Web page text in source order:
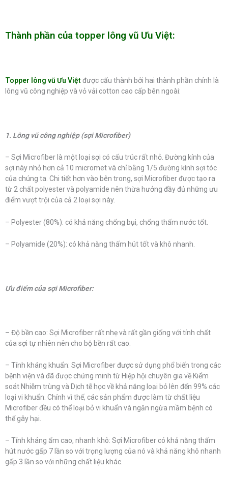
Thành phần của topper lông vũ Ưu Việt:
Topper lông vũ Ưu Việtđược cấu thành bởi hai thành phần chính là
lông vũ công nghiệp và vỏ vải cotton cao cấp bên ngoài:
1. Lông vũ công nghiệp (sợi Microfiber)
– Sợi Microfiber là một loại sợi có cấu trúc rất nhỏ. Đường kính của
sợi này nhỏ hơn cả 10 micromet và chỉ bằng 1/5 đường kính sợi tóc
của chúng ta. Chi tiết hơn vào bên trong, sợi Microfiber được tạo ra
từ 2 chất polyester và polyamide nên thừa hưởng đầy đủ những ưu
điểm vượt trội của cả 2 loại sợi này.
– Polyester (80%): có khả năng chống bụi, chống thấm nước tốt.
– Polyamide (20%): có khả năng thấm hút tốt và khô nhanh.
Ưu điểm của sợi Microfiber:
– Độ bền cao: Sợi Microfiber rất nhẹ và rất gần giống với tính chất
của sợi tự nhiên nên cho bộ bền rất cao.
– Tính kháng khuẩn: Sợi Microfiber được sử dụng phổ biến trong các
bệnh viện và đã được chứng minh từ Hiệp hội chuyên gia về Kiểm
soát Nhiễm trùng và Dịch tễ học về khả năng loại bỏ lên đến 99% các
loại vi khuẩn. Chính vì thế, các sản phẩm được làm từ chất liệu
Microfiber đều có thể loại bỏ vi khuẩn và ngăn ngừa mầm bệnh có
thể gây hại.
– Tính kháng ẩm cao, nhanh khô: Sợi Microfiber có khả năng thấm
hút nước gấp 7 lần so với trọng lượng của nó và khả năng khô nhanh
gấp 3 lần so với những chất liệu khác.